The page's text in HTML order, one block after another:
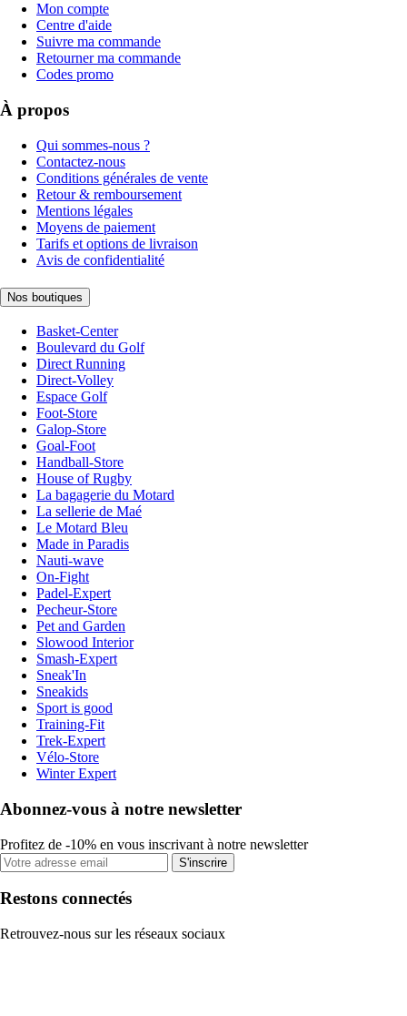
Mon compte
Centre d'aide
Suivre ma commande
Retourner ma commande
Codes promo
À propos
Qui sommes-nous ?
Contactez-nous
Conditions générales de vente
Retour & remboursement
Mentions légales
Moyens de paiement
Tarifs et options de livraison
Avis de confidentialité
Nos boutiques
Basket-Center
Boulevard du Golf
Direct Running
Direct-Volley
Espace Golf
Foot-Store
Galop-Store
Goal-Foot
Handball-Store
House of Rugby
La bagagerie du Motard
La sellerie de Maé
Le Motard Bleu
Made in Paradis
Nauti-wave
On-Fight
Padel-Expert
Pecheur-Store
Pet and Garden
Slowood Interior
Smash-Expert
Sneak'In
Sneakids
Sport is good
Training-Fit
Trek-Expert
Vélo-Store
Winter Expert
Abonnez-vous à notre newsletter
Profitez de -10% en vous inscrivant à notre newsletter
S'inscrire
Restons connectés
Retrouvez-nous sur les réseaux sociaux